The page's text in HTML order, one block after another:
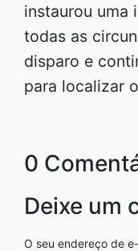
instaurou uma
todas as
disparo e
para localizar
0
Deixe um
O seu endereço de